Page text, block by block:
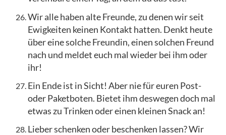
Wir alle haben alte Freunde, zu denen wir seit
Ewigkeiten keinen Kontakt hatten. Denkt heute
über eine solche Freundin, einen solchen Freund
nach und meldet euch mal wieder bei ihm oder
ihr!
Ein Ende ist in Sicht! Aber nie für euren Post-
oder Paketboten. Bietet ihm deswegen doch mal
etwas zu Trinken oder einen kleinen Snack an!
Lieber schenken oder beschenken lassen? Wir